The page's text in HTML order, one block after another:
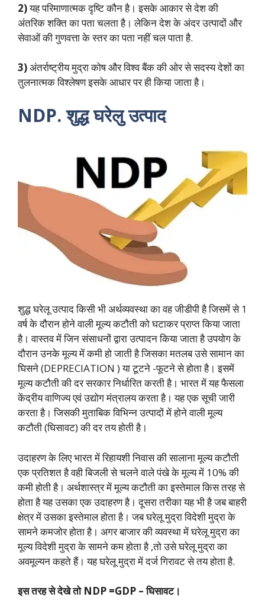
2)यह परिमाणात्मक दृष्टि कौन है। इसके आकार से देश की
अंतरिक शक्ति का पता चलता है। लेकिन देश के अंदर उत्पादों और
सेवाओं की गुणवत्ता के स्तर का पता नहीं चल पाता है.
3)अंतर्राष्ट्रीय मुद्रा कोष और विश्व बैंक की ओर से सदस्य देशों का
तुलनात्मक विश्लेषण इसके आधार पर ही किया जाता है।
NDP.शुद्ध घरेलु उत्पाद
शुद्ध घरेलू उत्पाद किसी भी अर्थव्यवस्था का वह जीडीपी है जिसमें से 1
वर्ष के दौरान होने वाली मूल्य कटौती को घटाकर प्राप्त किया जाता
है। वास्तव में जिन संसाधनों द्वारा उत्पादन किया जाता है उपयोग के
दौरान उनके मूल्य में कमी हो जाती है जिसका मतलब उसे सामान का
घिसने (DEPRECIATION ) या टूटने -फूटने से होता है। इसमें
मूल्य कटौती की दर सरकार निर्धारित करती है। भारत में यह फैसला
केंद्रीय वाणिज्य एवं उद्योग मंत्रालय करता है। यह एक सूची जारी
करता है। जिसकी मुताबिक विभिन्न उत्पादों में होने वाली मूल्य
कटौती (घिसावट) की दर तय होती है।
उदाहरण के लिए भारत में रिहायशी निवास की सालाना मूल्य कटौती
एक प्रतिशत है वही बिजली से चलने वाले पंखे के मूल्य में 10% की
कमी होती है। अर्थशास्त्र में मूल्य कटौती का इस्तेमाल किस तरह से
होता है यह उसका एक उदाहरण है। दूसरा तरीका यह भी है जब बाहरी
क्षेत्र में उसका इस्तेमाल होता है। जब घरेलू मुद्रा विदेशी मुद्रा के
सामने कमजोर होता है। अगर बाजार की व्यवस्था में घरेलू मुद्रा का
मूल्य विदेशी मुद्रा के सामने कम होता है ,तो उसे घरेलू मुद्रा का
अवमूल्यन कहते हैं। यह घरेलू मुद्रा में दर्ज गिरावट से तय होता है.
इस तरह से देखे तो NDP =GDP – घिसावट।